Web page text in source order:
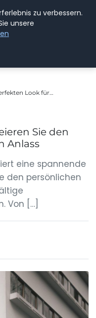
Look für…
Sie den
Anlass
eine spannende
den persönlichen
Von […]
zu verbessern.
unsere